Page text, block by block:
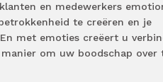
en medewerkers
te creëren en je
met emoties creëert u
om uw boodschap over